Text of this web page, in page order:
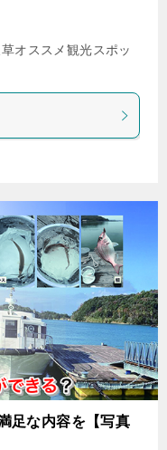
オススメ観光スポッ
足な内容を【写真